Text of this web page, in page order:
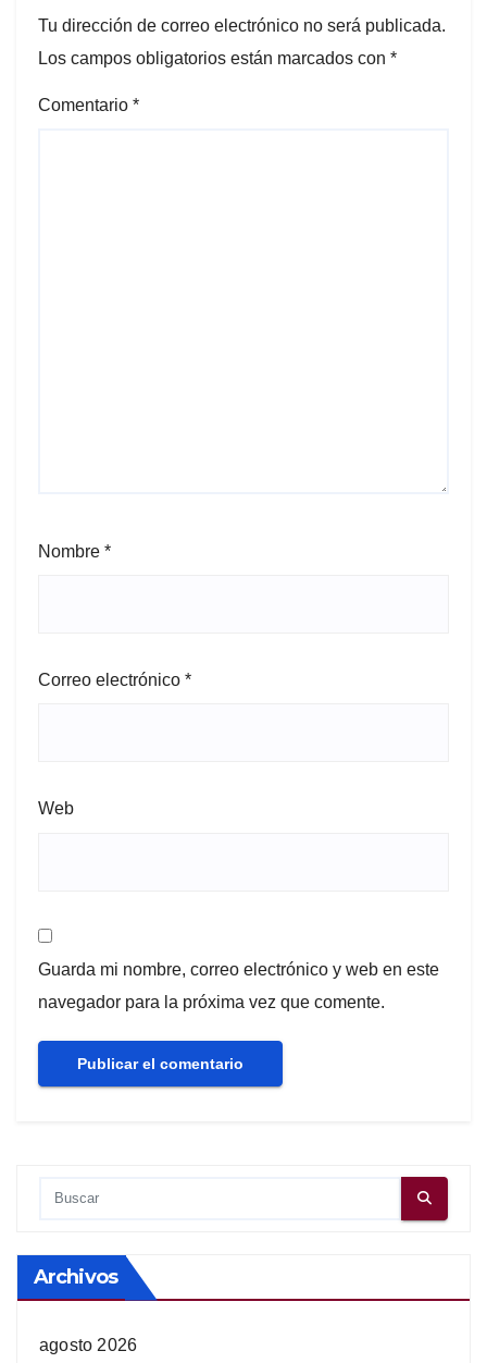
Tu dirección de correo electrónico no será publicada.
Los campos obligatorios están marcados con *
Comentario *
Nombre *
Correo electrónico *
Web
Guarda mi nombre, correo electrónico y web en este
navegador para la próxima vez que comente.
Archivos
agosto 2026